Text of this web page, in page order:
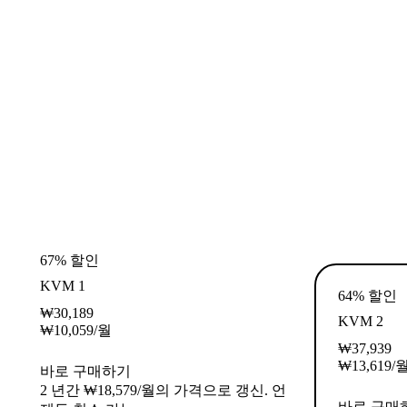
67% 할인
KVM 1
₩30,189
₩10,059/월
바로 구매하기
2 년간 ₩18,579/월의 가격으로 갱신. 언
64% 할인
KVM 2
₩37,939
₩13,619/